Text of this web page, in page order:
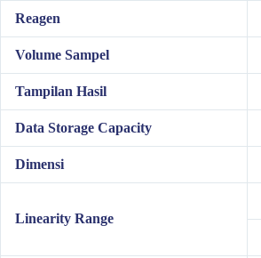
Reagen
Volume Sampel
Tampilan Hasil
Data Storage Capacity
Dimensi
Linearity Range